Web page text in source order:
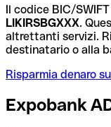
Il codice BIC/
LIKIRSBGXXX.
altrettanti servizi.
destinatario o alla
Risparmia denaro
Expobank